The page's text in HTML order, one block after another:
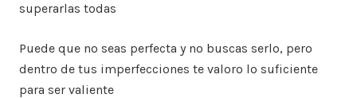
superarlas todas
Puede que no seas perfecta y no buscas serlo, pero
dentro de tus imperfecciones te valoro lo suficiente
para ser valiente